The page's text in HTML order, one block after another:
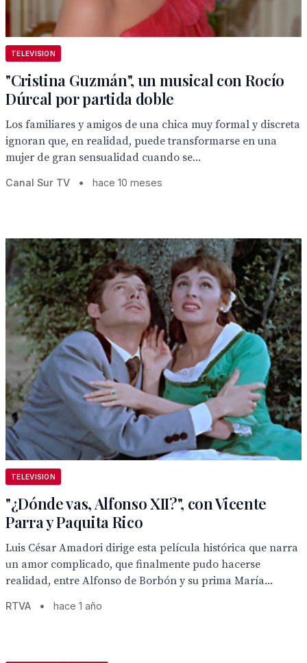
TELEVISION
"Cristina Guzmán", un musical con Rocío
Dúrcal por partida doble
Los familiares y amigos de una chica muy formal y discreta
ignoran que, en realidad, puede transformarse en una
mujer de gran sensualidad cuando se...
Canal Sur TV • hace 10 meses
TELEVISION
"¿Dónde vas, Alfonso XII?", con Vicente
Parra y Paquita Rico
Luis César Amadori dirige esta película histórica que narra
un amor complicado, que finalmente pudo hacerse
realidad, entre Alfonso de Borbón y su prima María...
RTVA • hace 1 año